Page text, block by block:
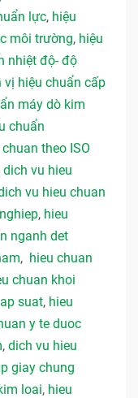
lực, hiệu
môi trường, hiệu
nhiệt độ- độ
vị hiệu chuẩn cấp
máy dò kim
chuẩn
chuan theo ISO
dich vu hieu
vu hieu chuan
, hieu
nganh det
, hieu chuan
chuan khoi
suat, hieu
y te duoc
, dich vu hieu
giay chung
loai, hieu